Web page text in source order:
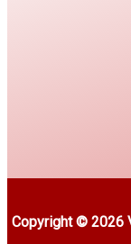
Copyright © 2026